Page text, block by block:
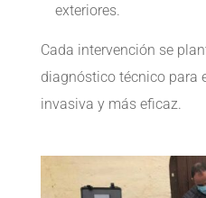
exteriores.
Cada intervención se
diagnóstico técnico para
invasiva y más eficaz.